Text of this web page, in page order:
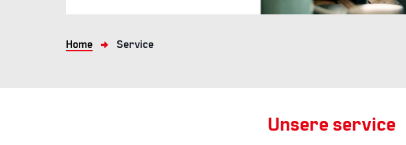
Home Service
Unsere service